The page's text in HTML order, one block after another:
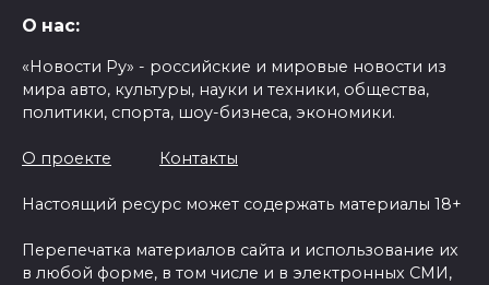
О нас:
«Новости Ру» - российские и мировые новости из
мира авто, культуры, науки и техники, общества,
политики, спорта, шоу-бизнеса, экономики.
О проекте Контакты
Настоящий ресурс может содержать материалы 18+
Перепечатка материалов сайта и использование их
в любой форме, в том числе и в электронных СМИ,